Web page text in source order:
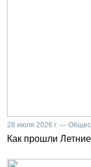
28 июля 2026 г. —
Как прошли